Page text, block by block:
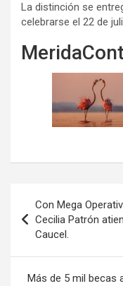
La distinción se
celebrarse el 22 de
de
entradas
Con Mega
Cecilia Patrón
Caucel.
Más de 5 mil becas